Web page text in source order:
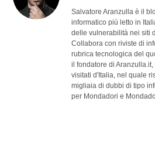
Salvatore Aranzulla è il
informatico più letto in
delle vulnerabilità nei siti
Collabora con riviste di
rubrica tecnologica del
il fondatore di
visitati d'Italia, nel quale
migliaia di dubbi di tipo
per Mondadori e